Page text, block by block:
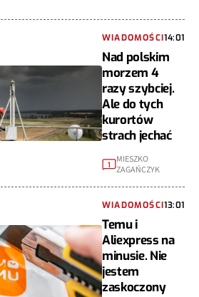
WIADOMOŚCI14:01
Nad polskim
morzem 4
razy szybciej.
Ale do tych
kurortów
strach jechać
1
MIESZKO
ZAGAŃCZYK
WIADOMOŚCI13:01
Temu i
Aliexpress na
minusie. Nie
jestem
zaskoczony